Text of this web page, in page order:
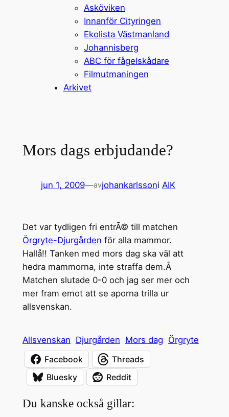
Asköviken
Innanför Cityringen
Ekolista Västmanland
Johannisberg
ABC för fågelskådare
Filmutmaningen
Arkivet
Mors dags erbjudande?
jun 1, 2009—avjohankarlssoni AIK
Det var tydligen fri entrÃ© till matchen
Örgryte-Djurgården för alla mammor.
Hallå!! Tanken med mors dag ska väl att
hedra mammorna, inte straffa dem.Â
Matchen slutade 0-0 och jag ser mer och
mer fram emot att se aporna trilla ur
allsvenskan.
Allsvenskan Djurgården Mors dag Örgryte
Facebook
Threads
Bluesky
Reddit
Du kanske också gillar: